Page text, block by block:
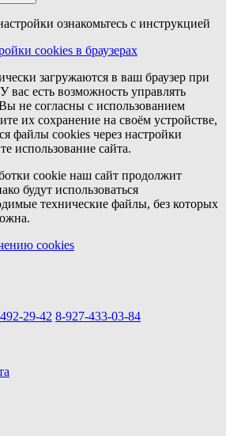
ознакомьтесь с инструкцией
cookies в браузерах
загружаются в ваш браузер при
вас есть возможность управлять
не согласны с использованием
их сохранение на своём устройстве,
файлы cookies через настройки
использование сайта.
cookie наш сайт продолжит
будут использоваться
технические файлы, без которых
cookies
29-42 8-927-433-03-84